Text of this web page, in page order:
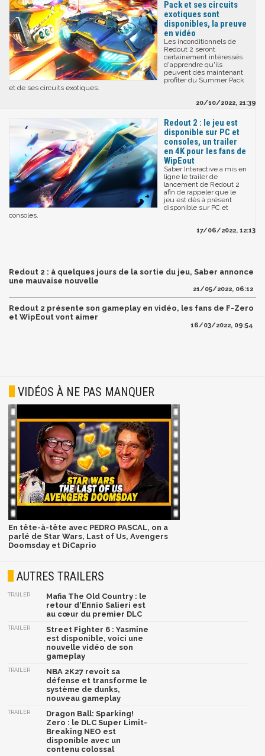
Pack et ses circuits
exotiques sont
disponibles, la preuve
en vidéo
Les inconditionnels de
Redout 2 seront
certainement intéressés
d'apprendre qu'ils
peuvent dès maintenant
profiter du Summer Pack
et de ses circuits exotiques.
20/10/2022, 21:39
Redout 2 : le jeu est
disponible sur PC et
consoles, un trailer
en 4K pour les fans de
WipEout
Saber Interactive a mis en
ligne le trailer de
lancement de Redout 2
afin de rappeler que le
jeu est dès à présent
disponible sur PC et
consoles.
17/06/2022, 12:13
Redout 2 : à quelques jours de la sortie du jeu, Saber annonce
une mauvaise nouvelle
21/05/2022, 06:12
Redout 2 présente son gameplay en vidéo, les fans de F-Zero
et WipEout vont aimer
16/03/2022, 09:54
VIDÉOS À NE PAS MANQUER
En tête-à-tête avec PEDRO PASCAL, on a
parlé de Star Wars, Last of Us, Avengers
Doomsday et DiCaprio
AUTRES TRAILERS
TRAILER
Mafia The Old Country : le
retour d'Ennio Salieri est
au cœur du premier DLC
TRAILER
Street Fighter 6 : Yasmine
est disponible, voici une
nouvelle vidéo de son
gameplay
TRAILER
NBA 2K27 revoit sa
défense et transforme le
système de dunks,
nouveau gameplay
TRAILER
Dragon Ball: Sparking!
Zero : le DLC Super Limit-
Breaking NEO est
disponible avec un
contenu colossal